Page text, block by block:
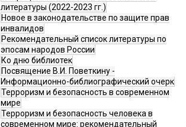
литературы (2022-2023 гг.)
Новое в законодательстве по защите прав
инвалидов
Рекомендательный список литературы по
эпосам народов России
Ко дню библиотек
Посвящение В.И. Поветкину -
Информационно-библиографический очерк
Терроризм и безопасность в современном
мире
Терроризм и безопасность человека в
современном мире: рекомендательный